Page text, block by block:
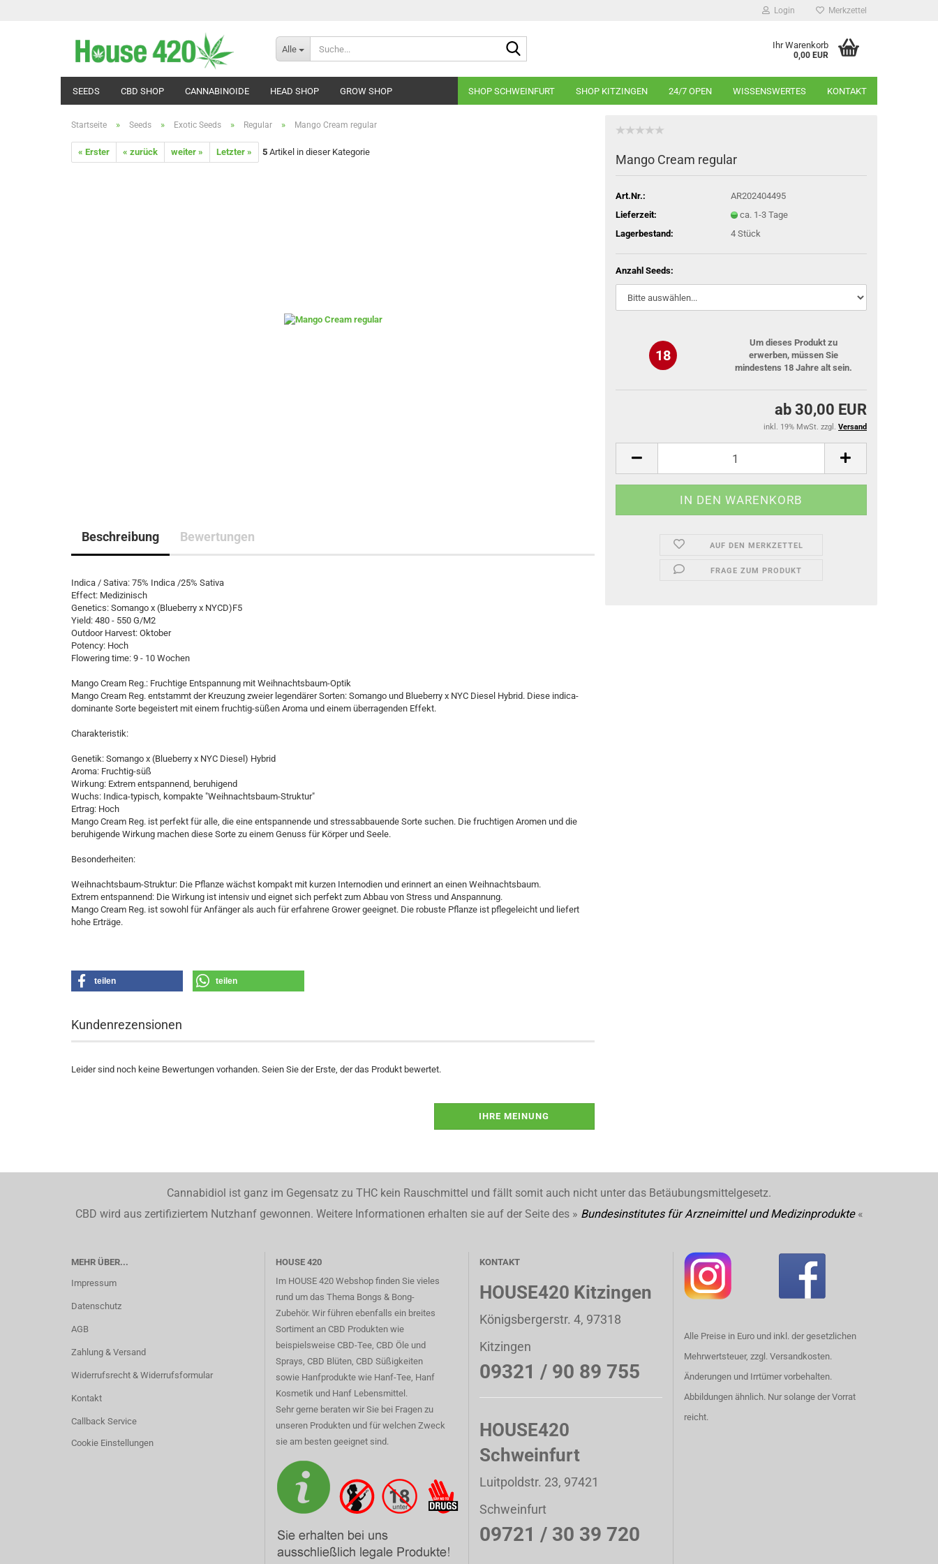
Login Merkzettel
Alle Ihr Warenkorb
0,00 EUR
SEEDS CBD SHOP CANNABINOIDE HEAD SHOP GROW SHOP SHOP SCHWEINFURT SHOP KITZINGEN 24/7 OPEN WISSENSWERTES KONTAKT
Startseite » Seeds » Exotic Seeds » Regular » Mango Cream regular
« Erster « zurück weiter » Letzter » 5 Artikel in dieser Kategorie
Mango Cream regular
Art.Nr.:
AR202404495
Lieferzeit:
ca. 1-3 Tage
Lagerbestand:
4 Stück
Anzahl Seeds:
18
Um dieses Produkt zu
erwerben, müssen Sie
mindestens 18 Jahre alt sein.
ab 30,00 EUR
inkl. 19% MwSt. zzgl. Versand
AUF DEN MERKZETTEL
FRAGE ZUM PRODUKT
Beschreibung Bewertungen
Indica / Sativa: 75% Indica /25% Sativa
Effect: Medizinisch
Genetics: Somango x (Blueberry x NYCD)F5
Yield: 480 - 550 G/M2
Outdoor Harvest: Oktober
Potency: Hoch
Flowering time: 9 - 10 Wochen
Mango Cream Reg.: Fruchtige Entspannung mit Weihnachtsbaum-Optik
Mango Cream Reg. entstammt der Kreuzung zweier legendärer Sorten: Somango und Blueberry x NYC Diesel Hybrid. Diese indica-
dominante Sorte begeistert mit einem fruchtig-süßen Aroma und einem überragenden Effekt.
Charakteristik:
Genetik: Somango x (Blueberry x NYC Diesel) Hybrid
Aroma: Fruchtig-süß
Wirkung: Extrem entspannend, beruhigend
Wuchs: Indica-typisch, kompakte "Weihnachtsbaum-Struktur"
Ertrag: Hoch
Mango Cream Reg. ist perfekt für alle, die eine entspannende und stressabbauende Sorte suchen. Die fruchtigen Aromen und die
beruhigende Wirkung machen diese Sorte zu einem Genuss für Körper und Seele.
Besonderheiten:
Weihnachtsbaum-Struktur: Die Pflanze wächst kompakt mit kurzen Internodien und erinnert an einen Weihnachtsbaum.
Extrem entspannend: Die Wirkung ist intensiv und eignet sich perfekt zum Abbau von Stress und Anspannung.
Mango Cream Reg. ist sowohl für Anfänger als auch für erfahrene Grower geeignet. Die robuste Pflanze ist pflegeleicht und liefert
hohe Erträge.
teilen teilen
Kundenrezensionen
Leider sind noch keine Bewertungen vorhanden. Seien Sie der Erste, der das Produkt bewertet.
IHRE MEINUNG
Cannabidiol ist ganz im Gegensatz zu THC kein Rauschmittel und fällt somit auch nicht unter das Betäubungsmittelgesetz.
CBD wird aus zertifiziertem Nutzhanf gewonnen. Weitere Informationen erhalten sie auf der Seite des » Bundesinstitutes für Arzneimittel und Medizinprodukte«
MEHR ÜBER...
Impressum
Datenschutz
AGB
Zahlung & Versand
Widerrufsrecht & Widerrufsformular
Kontakt
Callback Service
Cookie Einstellungen
HOUSE 420
Im HOUSE 420 Webshop finden Sie vieles
rund um das Thema Bongs & Bong-
Zubehör. Wir führen ebenfalls ein breites
Sortiment an CBD Produkten wie
beispielsweise CBD-Tee, CBD Öle und
Sprays, CBD Blüten, CBD Süßigkeiten
sowie Hanfprodukte wie Hanf-Tee, Hanf
Kosmetik und Hanf Lebensmittel.
Sehr gerne beraten wir Sie bei Fragen zu
unseren Produkten und für welchen Zweck
sie am besten geeignet sind.
KONTAKT
HOUSE420 Kitzingen
Königsbergerstr. 4, 97318
Kitzingen
09321 / 90 89 755
HOUSE420
Schweinfurt
Luitpoldstr. 23, 97421
Schweinfurt
09721 / 30 39 720
Alle Preise in Euro und inkl. der gesetzlichen
Mehrwertsteuer, zzgl. Versandkosten.
Änderungen und Irrtümer vorbehalten.
Abbildungen ähnlich. Nur solange der Vorrat
reicht.